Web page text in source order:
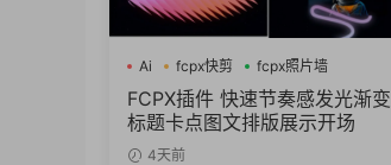
Ai fcpx快剪 fcpx照片墙
FCPX插件 快速节奏感发光渐变
标题卡点图文排版展示开场
4天前